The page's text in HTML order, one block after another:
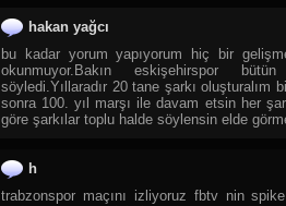
57.İlke TV
58.Tele1 TV
59.A Para
60.Yol Tv
62.
63.Meltem TV
hakan yağcı
bu kadar yorum yapıyorum hiç bir
okunmuyor.Bakın eskişehirspor
söyledi.Yıllaradır 20 tane şarkı oluşturalım
sonra 100. yıl marşı ile davam etsin her
göre şarkılar toplu halde söylensin elde
h
trabzonspor maçını izliyoruz fbtv nin